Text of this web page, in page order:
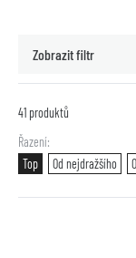
Zobrazit filtr
41 produktů
Řazení
Top
Od nejdražšího